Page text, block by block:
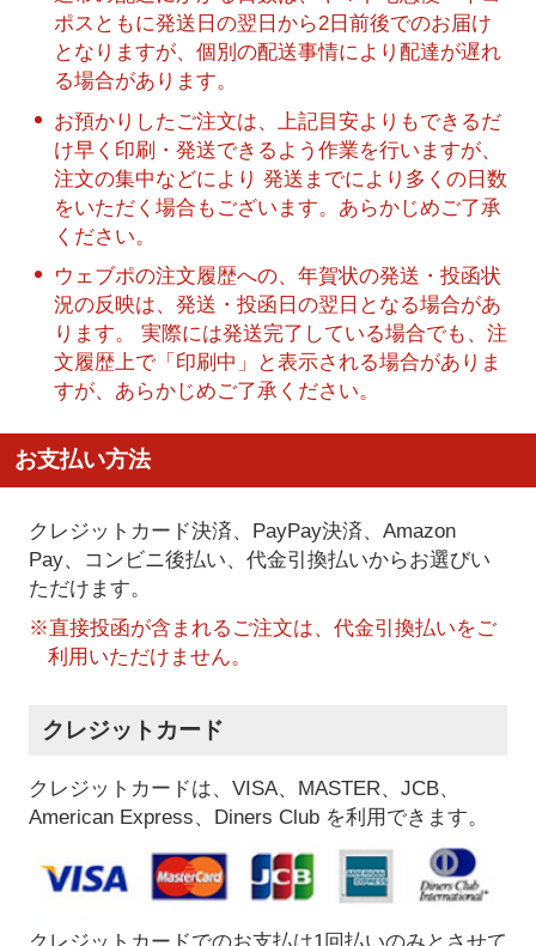
ポスともに発送日の翌日から2日前後でのお届け
となりますが、個別の配送事情により配達が遅れ
る場合があります。
お預かりしたご注文は、上記目安よりもできるだ
け早く印刷・発送できるよう作業を行いますが、
注文の集中などにより 発送までにより多くの日数
をいただく場合もございます。あらかじめご了承
ください。
ウェブポの注文履歴への、年賀状の発送・投函状
況の反映は、発送・投函日の翌日となる場合があ
ります。 実際には発送完了している場合でも、注
文履歴上で「印刷中」と表示される場合がありま
すが、あらかじめご了承ください。
お支払い方法
クレジットカード決済、PayPay決済、Amazon
Pay、コンビニ後払い、代金引換払いからお選びい
ただけます。
※直接投函が含まれるご注文は、代金引換払いをご
利用いただけません。
クレジットカード
クレジットカードは、VISA、MASTER、JCB、
American Express、Diners Club を利用できます。
クレジットカードでのお支払は1回払いのみとさせて